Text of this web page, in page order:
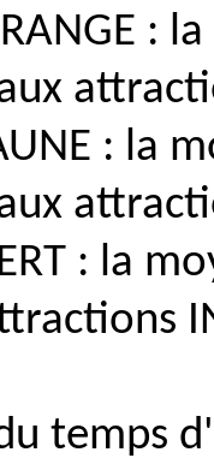
:
: la
: la
temps